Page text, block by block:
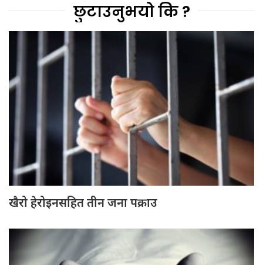
छुटाउनुभयो कि ?
खैरो हेरोइनसहित तीन जना पक्राउ